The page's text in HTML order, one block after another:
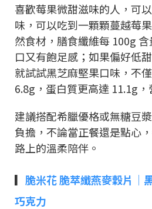
喜歡莓果微甜滋味的人，可
味，可以吃到一顆顆蔓越莓
然食材，膳食纖維每 100g
口又有飽足感；如果偏好低
就試試黑芝麻堅果口味，不
6.8g，蛋白質更高達 11.1g，
建議搭配希臘優格或無糖豆
負擔，不論當正餐還是點心
路上的溫柔陪伴。
▎ 脆米花 脆萃纖燕麥穀片｜
巧克力